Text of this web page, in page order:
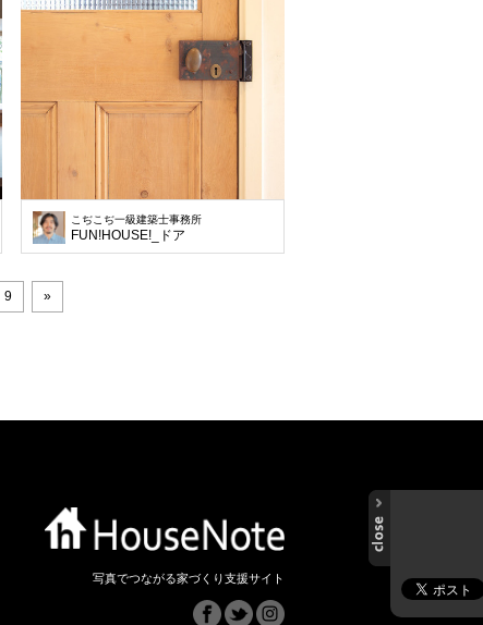
こぢこぢ一級建築士事務所
FUN!HOUSE!_ドア
9 »
写真でつながる家づくり支援サイト